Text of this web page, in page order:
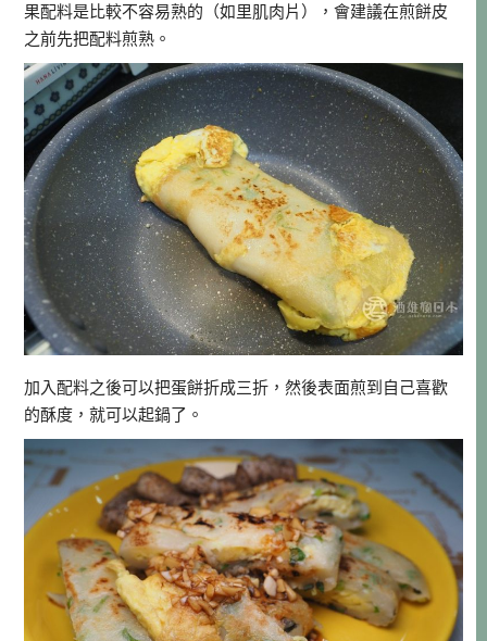
果配料是比較不容易熟的（如里肌肉片），會建議在煎餅皮
之前先把配料煎熟。
加入配料之後可以把蛋餅折成三折，然後表面煎到自己喜歡
的酥度，就可以起鍋了。